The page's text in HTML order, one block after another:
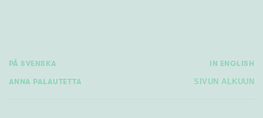
PÅ SVENSKA IN ENGLISH
ANNA PALAUTETTA SIVUN ALKUUN